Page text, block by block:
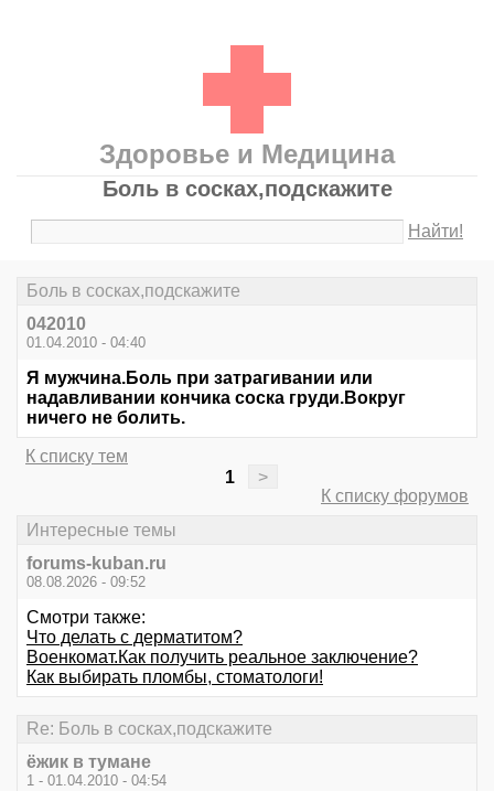
Здоровье и Медицина
Боль в сосках,подскажите
Найти!
Боль в сосках,подскажите
042010
01.04.2010 - 04:40
Я мужчина.Боль при затрагивании или
надавливании кончика соска груди.Вокруг
ничего не болить.
К списку тем
1
>
К списку форумов
Интересные темы
forums-kuban.ru
08.08.2026 - 09:52
Смотри также:
Что делать с дерматитом?
Военкомат.Как получить реальное заключение?
Как выбирать пломбы, стоматологи!
Re: Боль в сосках,подскажите
ёжик в тумане
1 - 01.04.2010 - 04:54